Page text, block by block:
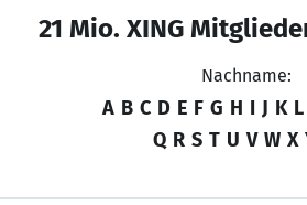
21 Mio. XING
Nachname:
A B C D E F G H I J K L
Q R S T U V W X